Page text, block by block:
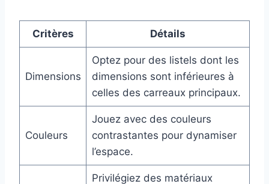
Critères Détails
Dimensions
Optez pour des listels dont les
dimensions sont inférieures à
celles des carreaux principaux.
Couleurs
Jouez avec des couleurs
contrastantes pour dynamiser
l’espace.
Privilégiez des matériaux